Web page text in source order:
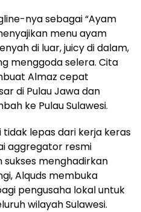
nya sebagai “Ayam
menu ayam
di luar, juicy di dalam,
menggoda selera. Cita
Almaz cepat
di Pulau Jawa dan
ke Pulau Sulawesi.
tidak lepas dari kerja keras
aggregator resmi
sukses menghadirkan
Alquds membuka
pengusaha lokal untuk
wilayah Sulawesi.